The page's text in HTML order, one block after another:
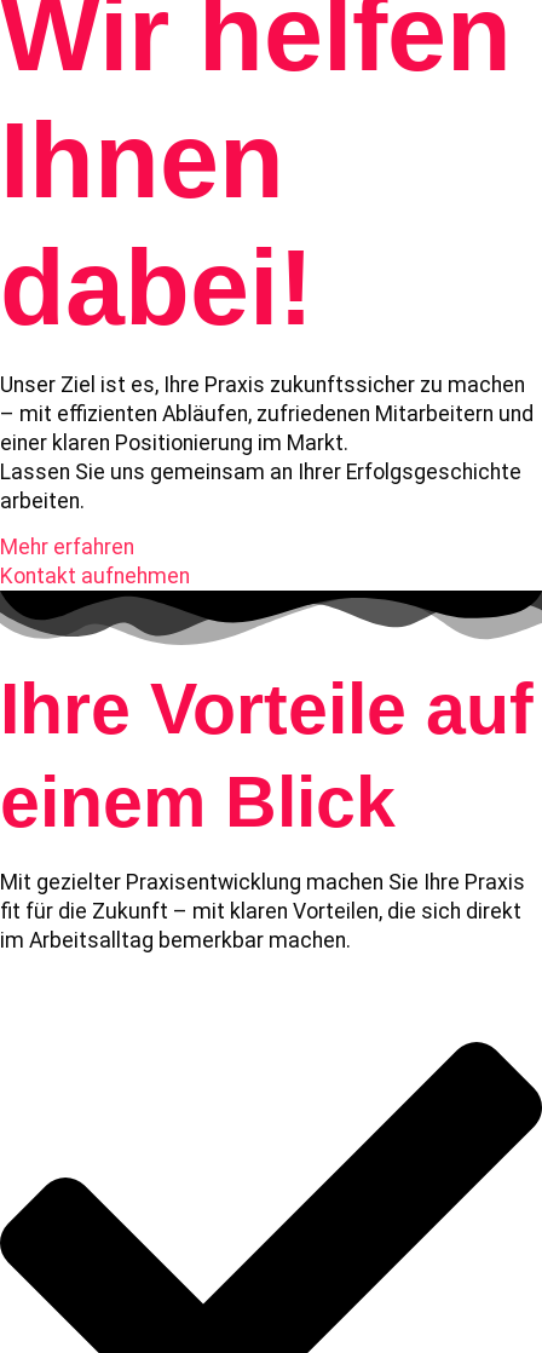
Wir helfen
Ihnen
dabei!
Unser Ziel ist es, Ihre Praxis zukunftssicher zu machen
– mit effizienten Abläufen, zufriedenen Mitarbeitern und
einer klaren Positionierung im Markt.
Lassen Sie uns gemeinsam an Ihrer Erfolgsgeschichte
arbeiten.
Mehr erfahren
Kontakt aufnehmen
Ihre Vorteile auf
einem Blick
Mit gezielter Praxisentwicklung machen Sie Ihre Praxis
fit für die Zukunft – mit klaren Vorteilen, die sich direkt
im Arbeitsalltag bemerkbar machen.